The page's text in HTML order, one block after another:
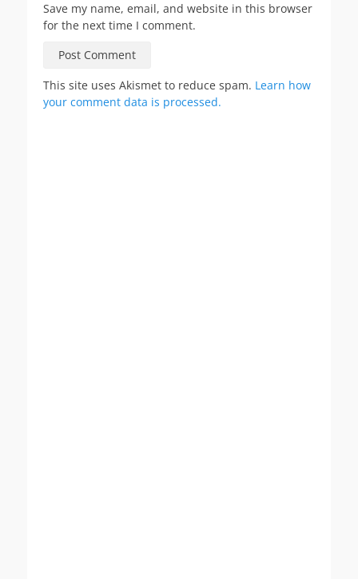
Save my name, email, and website in this browser
for the next time I comment.
This site uses Akismet to reduce spam. Learn how
your comment data is processed.